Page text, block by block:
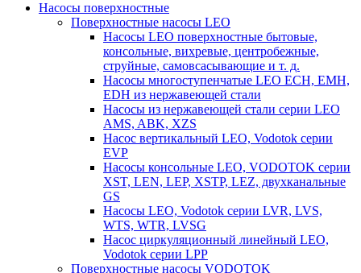
Насосы поверхностные
Поверхностные насосы LEO
Насосы LEO поверхностные бытовые,
консольные, вихревые, центробежные,
струйные, самовсасывающие и т. д.
Насосы многоступенчатые LEO ECH, EMH,
EDH из нержавеющей стали
Насосы из нержавеющей стали серии LEO
AMS, ABK, XZS
Насос вертикальный LEO, Vodotok серии
EVP
Насосы консольные LEO, VODOTOK серии
XST, LEN, LEP, XSTP, LEZ, двухканальные
GS
Насосы LEO, Vodotok серии LVR, LVS,
WTS, WTR, LVSG
Насос циркуляционный линейный LEO,
Vodotok серии LPP
Поверхностные насосы VODOTOK